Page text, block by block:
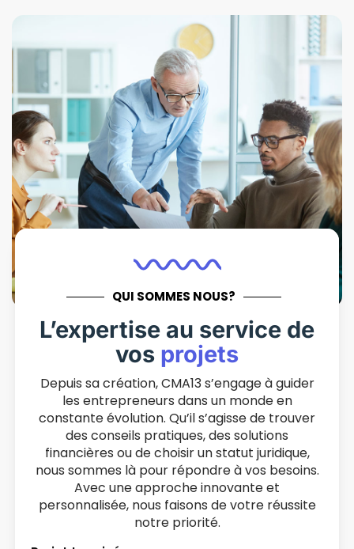
QUI SOMMES NOUS?
L’expertise au service de
vos projets
Depuis sa création, CMA13 s’engage à guider
les entrepreneurs dans un monde en
constante évolution. Qu’il s’agisse de trouver
des conseils pratiques, des solutions
financières ou de choisir un statut juridique,
nous sommes là pour répondre à vos besoins.
Avec une approche innovante et
personnalisée, nous faisons de votre réussite
notre priorité.